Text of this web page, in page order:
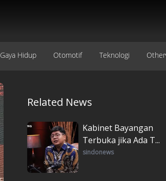
Gaya Hidup Otomotif Teknologi Other
Related News
Kabinet Bayangan
Terbuka jika Ada T...
sindonews